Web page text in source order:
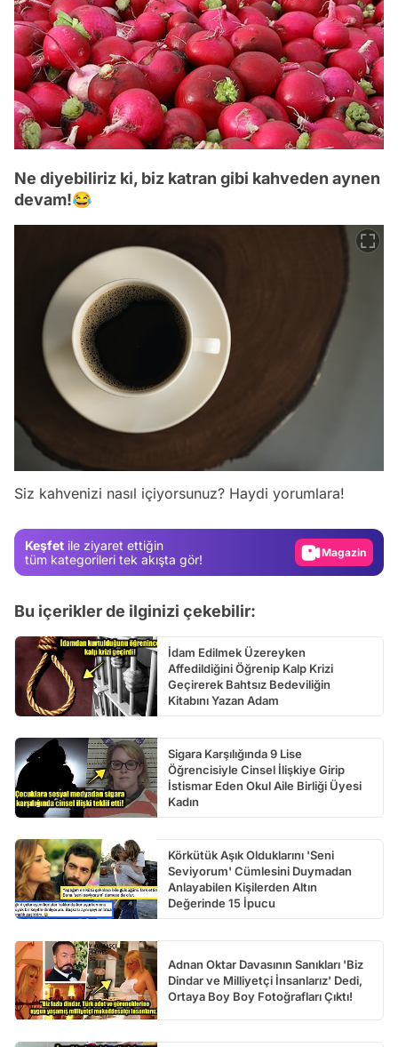
Ne diyebiliriz ki, biz katran gibi kahveden aynen
devam!😂
Siz kahvenizi nasıl içiyorsunuz? Haydi yorumlara!
Keşfet ile ziyaret ettiğin
tüm kategorileri tek akışta gör!
Gündem
Video
Bu içerikler de ilginizi çekebilir:
İdam Edilmek Üzereyken
Affedildiğini Öğrenip Kalp Krizi
Geçirerek Bahtsız Bedeviliğin
Kitabını Yazan Adam
Sigara Karşılığında 9 Lise
Öğrencisiyle Cinsel İlişkiye Girip
İstismar Eden Okul Aile Birliği Üyesi
Kadın
Körkütük Aşık Olduklarını 'Seni
Seviyorum' Cümlesini Duymadan
Anlayabilen Kişilerden Altın
Değerinde 15 İpucu
Adnan Oktar Davasının Sanıkları 'Biz
Dindar ve Milliyetçi İnsanlarız' Dedi,
Ortaya Boy Boy Fotoğrafları Çıktı!